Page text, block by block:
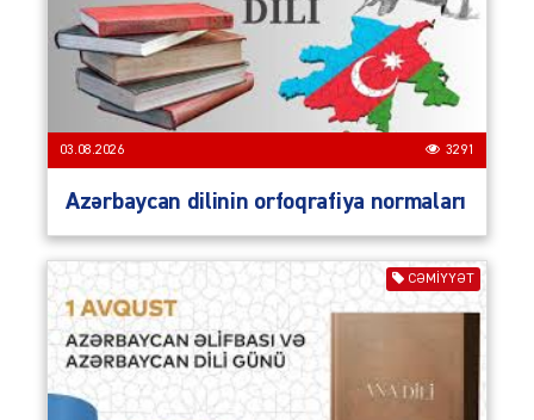
03.08.2026 3291
Azərbaycan dilinin orfoqrafiya normaları
CƏMIYYƏT